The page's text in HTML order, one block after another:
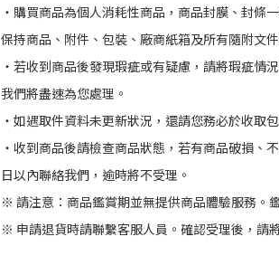
・購買商品為個人消耗性商品，商品封膜、封條
保持商品、附件、包裝、廠商紙箱及所有隨附文
・若收到商品後發現瑕疵或有疑慮，請將瑕疵
我們將盡速為您處理。
・如遇取件資料未更新狀況，還請您務必於收取
・收到商品後請檢查商品狀態，若有商品破損、
日以內聯絡我們，逾時將不受理。
※ 請注意：商品鑑賞期並無提供商品體驗服務。
※ 申請退貨時請聯繫客服人員。確認受理後，請